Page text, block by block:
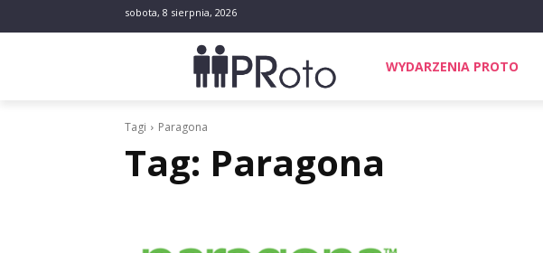
sobota, 8 sierpnia, 2026
WYDARZENIA PROTO
Tagi Paragona
Tag: Paragona